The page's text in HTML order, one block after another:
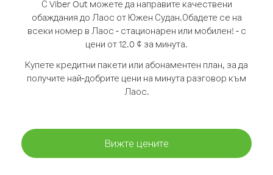
С Viber Out можете да направите качествени
обаждания до Лаос от Южен Судан.Обадете се на
всеки номер в Лаос - стационарен или мобилен! - с
цени от 12.0 ¢ за минута.
Купете кредитни пакети или абонаментен план, за да
получите най-добрите цени на минута разговор към
Лаос.
Вижте цените